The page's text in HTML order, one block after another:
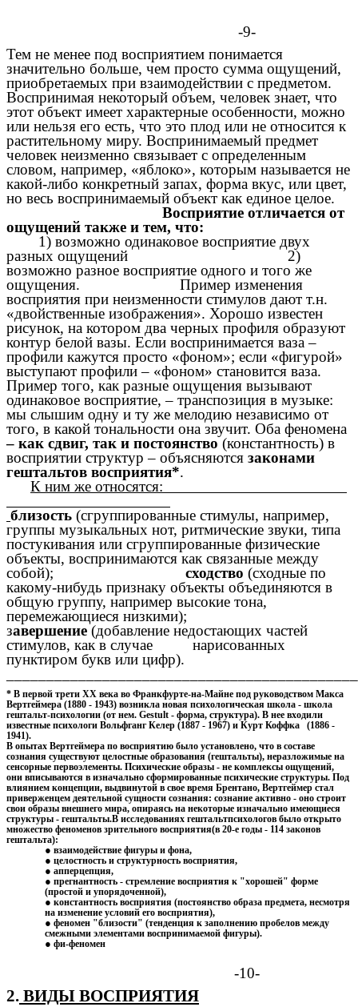
-9-
Тем не менее под восприятием понимается
значительно больше, чем просто сумма ощущений,
приобретаемых при взаимодействии с предметом.
Воспринимая некоторый объем, человек знает, что
этот объект имеет характерные особенности, можно
или нельзя его есть, что это плод или не относится к
растительному миру. Воспринимаемый предмет
человек неизменно связывает с определенным
словом, например, «яблоко», которым называется не
какой-либо конкретный запах, форма вкус, или цвет,
но весь воспринимаемый объект как единое целое.
Восприятие отличается от
ощущений также и тем, что:
1) возможно одинаковое восприятие двух
разных ощущений 2)
возможно разное восприятие одного и того же
ощущения. Пример изменения
восприятия при неизменности стимулов дают т.н.
«двойственные изображения». Хорошо известен
рисунок, на котором два черных профиля образуют
контур белой вазы. Если воспринимается ваза –
профили кажутся просто «фоном»; если «фигурой»
выступают профили – «фоном» становится ваза.
Пример того, как разные ощущения вызывают
одинаковое восприятие, – транспозиция в музыке:
мы слышим одну и ту же мелодию независимо от
того, в какой тональности она звучит. Оба феномена
– как сдвиг, так и постоянство(константность) в
восприятии структур – объясняются законами
гештальтов восприятия*.
К ним же относятся:
близость (сгруппированные стимулы, например,
группы музыкальных нот, ритмические звуки, типа
постукивания или сгруппированные физические
объекты, воспринимаются как связанные между
собой); сходство (сходные по
какому-нибудь признаку объекты объединяются в
общую группу, например высокие тона,
перемежающиеся низкими);
завершение(добавление недостающих частей
стимулов, как в случае нарисованных
пунктиром букв или цифр).
* В первой трети ХХ века во Франкфурте-на-Майне под руководством Макса
Вертгеймера (1880 - 1943) возникла новая психологическая школа - школа
гештальт-психологии (от нем. Gestult - форма, структура). В нее входили
известные психологи Вольфганг Келер (1887 - 1967) и Курт Коффка (1886 -
1941).
В опытах Вертгеймера по восприятию было установлено, что в составе
сознания существуют целостные образования (гештальты), неразложимые на
сенсорные первоэлементы. Психические образы - не комплексы ощущений,
они вписываются в изначально сформированные психические структуры. Под
влиянием концепции, выдвинутой в свое время Брентано, Вертгеймер стал
приверженцем деятельной сущности сознания: сознание активно - оно строит
свои образы внешнего мира, опираясь на некоторые изначально имеющиеся
структуры - гештальты.В исследованиях гештальтпсихологов было открыто
множество феноменов зрительного восприятия(в 20-е годы - 114 законов
гештальта):
взаимодействие фигуры и фона,
целостность и структурность восприятия,
апперцепция,
прегнантность - стремление восприятия к "хорошей" форме
(простой и упорядоченной),
константность восприятия (постоянство образа предмета, несмотря
на изменение условий его восприятия),
феномен "близости" (тенденция к заполнению пробелов между
смежными элементами воспринимаемой фигуры).
фи-феномен
-10-
2. ВИДЫ ВОСПРИЯТИЯ